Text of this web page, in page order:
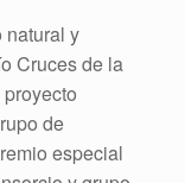
natural y
Cruces de la
de
especial